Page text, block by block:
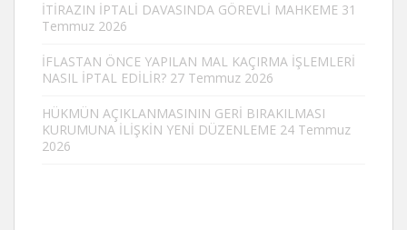
İTİRAZIN İPTALİ DAVASINDA GÖREVLİ MAHKEME 31
Temmuz 2026
İFLASTAN ÖNCE YAPILAN MAL KAÇIRMA İŞLEMLERİ
NASIL İPTAL EDİLİR? 27 Temmuz 2026
HÜKMÜN AÇIKLANMASININ GERİ BIRAKILMASI
KURUMUNA İLİŞKİN YENİ DÜZENLEME 24 Temmuz
2026